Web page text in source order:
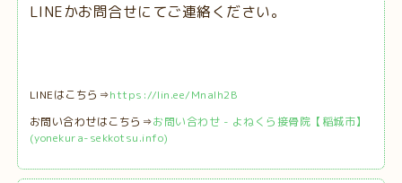
LINEかお問合せにてご連絡ください。
LINEはこちら⇒https://lin.ee/MnaIh2B
お問い合わせはこちら⇒お問い合わせ - よねくら接骨院【稲城市】
(yonekura-sekkotsu.info)